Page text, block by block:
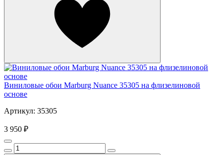
Виниловые обои Marburg Nuance 35305 на флизелиновой
основе
Артикул: 35305
3 950 ₽